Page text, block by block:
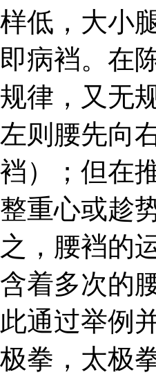
样低，大小
即病裆。在
规律，又无
左则腰先向
裆）；但在
整重心或趁
之，腰裆的
含着多次的
此通过举例
极拳，太极